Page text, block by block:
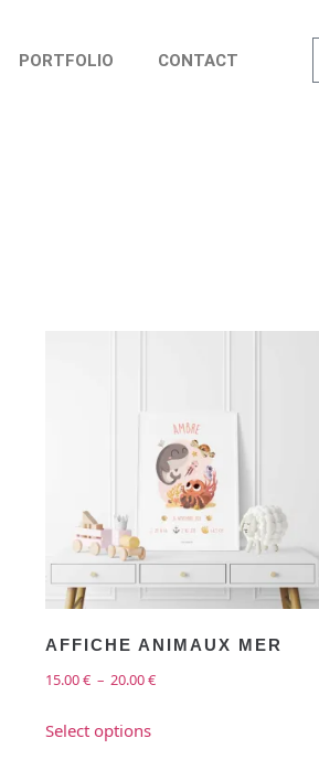
PORTFOLIO CONTACT
AFFICHE ANIMAUX MER
15.00€ – 20.00€
Select options